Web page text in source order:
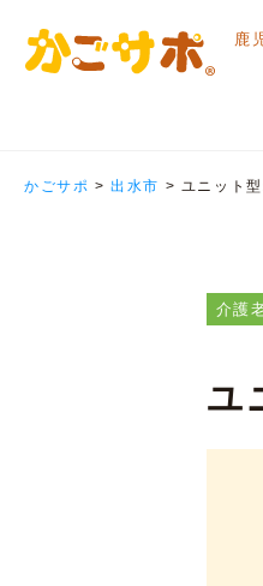
鹿
かごサポ >出水市 > ユニット
介護
ユ